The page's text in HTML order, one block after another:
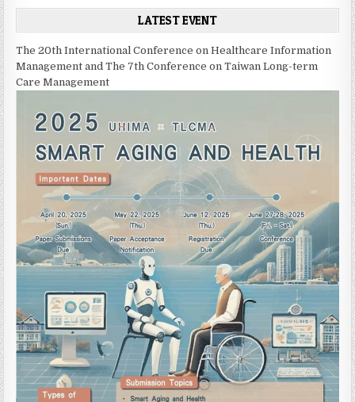
o
e
a
l
LATEST EVENT
The 20th International Conference on Healthcare Information
Management and The 7th Conference on Taiwan Long-term
Care Management